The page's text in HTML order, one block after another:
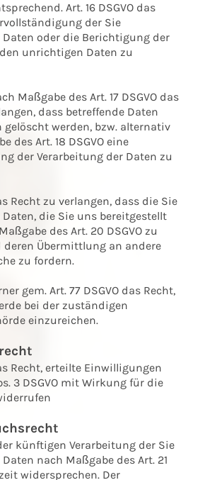
Art. 16 DSGVO das
der Sie
Daten oder die Berichtigung der
unrichtigen Daten zu
Maßgabe des Art. 17 DSGVO das
dass betreffende Daten
gelöscht werden, bzw. alternativ
des Art. 18 DSGVO eine
der Verarbeitung der Daten zu
Recht zu verlangen, dass die Sie
die Sie uns bereitgestellt
des Art. 20 DSGVO zu
Übermittlung an andere
zu fordern.
gem. Art. 77 DSGVO das Recht,
bei der zuständigen
einzureichen.
Recht, erteilte Einwilligungen
3 DSGVO mit Wirkung für die
künftigen Verarbeitung der Sie
nach Maßgabe des Art. 21
widersprechen. Der